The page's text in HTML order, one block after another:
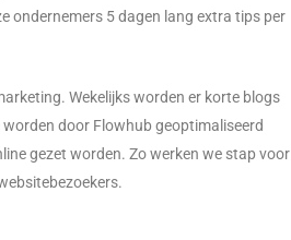
ondernemers 5 dagen lang extra tips per
Wekelijks worden er korte blogs
door Flowhub geoptimaliseerd
gezet worden. Zo werken we stap voor